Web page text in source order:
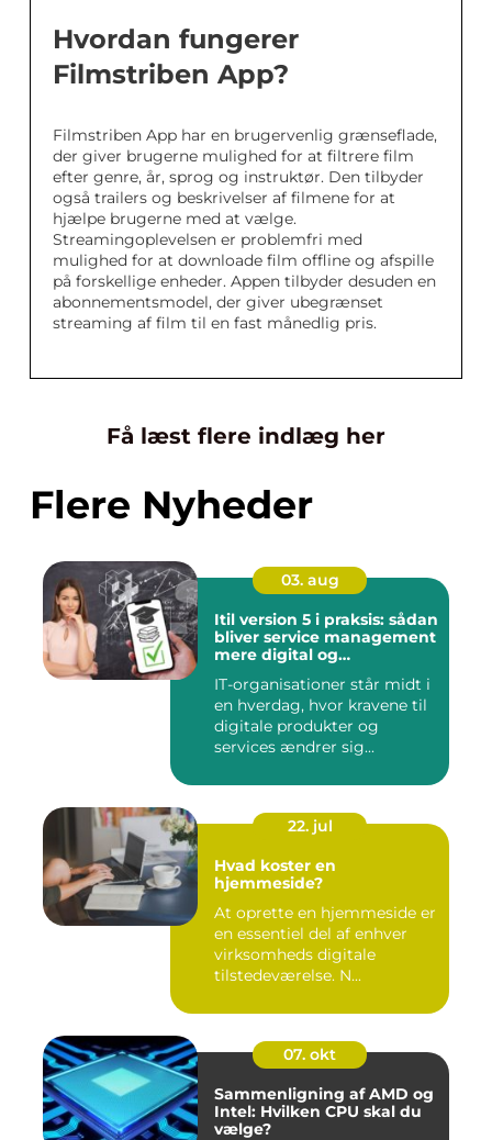
Hvordan fungerer
Filmstriben App?
Filmstriben App har en brugervenlig grænseflade,
der giver brugerne mulighed for at filtrere film
efter genre, år, sprog og instruktør. Den tilbyder
også trailers og beskrivelser af filmene for at
hjælpe brugerne med at vælge.
Streamingoplevelsen er problemfri med
mulighed for at downloade film offline og afspille
på forskellige enheder. Appen tilbyder desuden en
abonnementsmodel, der giver ubegrænset
streaming af film til en fast månedlig pris.
Få læst flere indlæg her
Flere Nyheder
03. aug
Itil version 5 i praksis: sådan
bliver service management
mere digital og
IT-organisationer står midt i
en hverdag, hvor kravene til
digitale produkter og
services ændrer sig...
22. jul
Hvad koster en
hjemmeside?
At oprette en hjemmeside er
en essentiel del af enhver
virksomheds digitale
tilstedeværelse. N...
07. okt
Sammenligning af AMD og
Intel: Hvilken CPU skal du
vælge?